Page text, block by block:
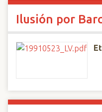
Ilusión por